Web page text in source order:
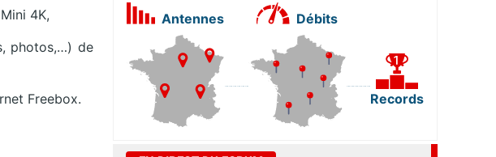
4K,
photos,…) de
Freebox.
Antennes Débits
Records